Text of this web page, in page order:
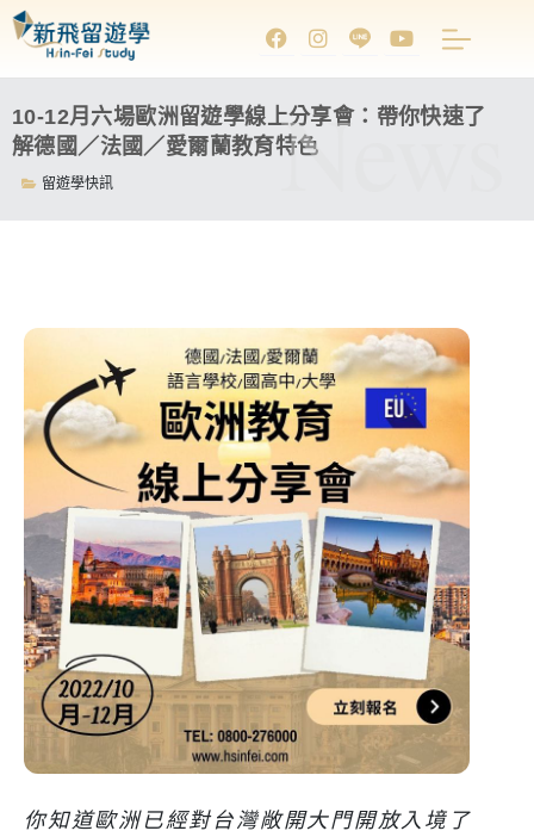
10-12月六場歐洲留遊學線上分享會：帶你快速了
解德國／法國／愛爾蘭教育特色
留遊學快訊 News
你知道歐洲已經對台灣敞開大門開放入境了